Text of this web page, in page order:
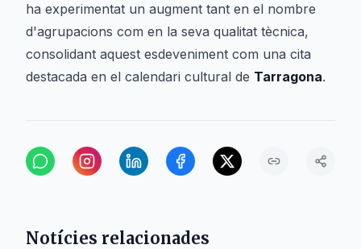
ha experimentat un augment tant en el nombre
d'agrupacions com en la seva qualitat tècnica,
consolidant aquest esdeveniment com una cita
destacada en el calendari cultural de Tarragona.
Notícies relacionades